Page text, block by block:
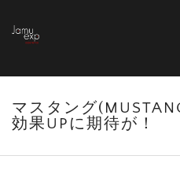
マスタング
効果UPに期待が！